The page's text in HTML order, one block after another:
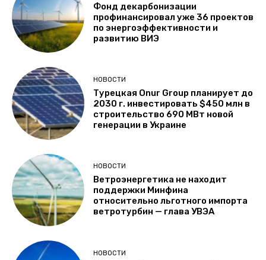
Фонд декарбонизации
профинансировал уже 36 проектов
по энергоэффективности и
развитию ВИЭ
НОВОСТИ
Турецкая Onur Group планирует до
2030 г. инвестировать $450 млн в
строительство 690 МВт новой
генерации в Украине
НОВОСТИ
Ветроэнергетика не находит
поддержки Минфина
относительно льготного импорта
ветротурбин — глава УВЭА
НОВОСТИ